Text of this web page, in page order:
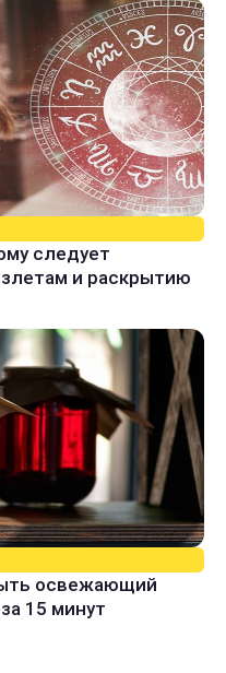
следует
и раскрытию
освежающий
15 минут